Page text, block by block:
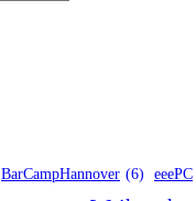
BarCampHannover (6) eeePC